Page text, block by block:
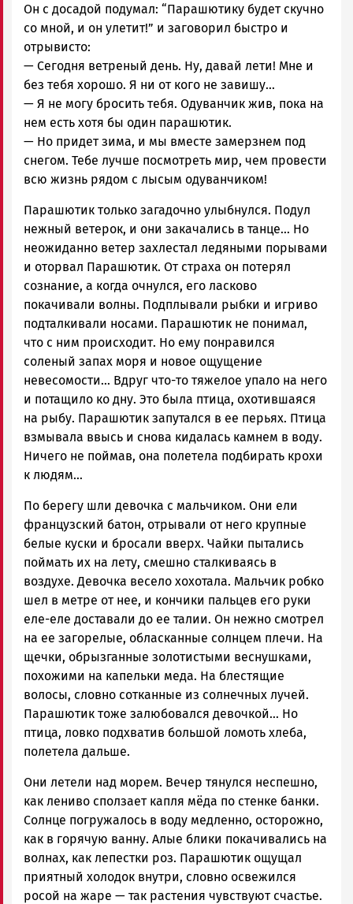
Он с досадой подумал: “Парашютику будет скучно
со мной, и он улетит!” и заговорил быстро и
отрывисто:
— Сегодня ветреный день. Ну, давай лети! Мне и
без тебя хорошо. Я ни от кого не завишу…
— Я не могу бросить тебя. Одуванчик жив, пока на
нем есть хотя бы один парашютик.
— Но придет зима, и мы вместе замерзнем под
снегом. Тебе лучше посмотреть мир, чем провести
всю жизнь рядом с лысым одуванчиком!
Парашютик только загадочно улыбнулся. Подул
нежный ветерок, и они закачались в танце… Но
неожиданно ветер захлестал ледяными порывами
и оторвал Парашютик. От страха он потерял
сознание, а когда очнулся, его ласково
покачивали волны. Подплывали рыбки и игриво
подталкивали носами. Парашютик не понимал,
что с ним происходит. Но ему понравился
соленый запах моря и новое ощущение
невесомости… Вдруг что-то тяжелое упало на него
и потащило ко дну. Это была птица, охотившаяся
на рыбу. Парашютик запутался в ее перьях. Птица
взмывала ввысь и снова кидалась камнем в воду.
Ничего не поймав, она полетела подбирать крохи
к людям…
По берегу шли девочка с мальчиком. Они ели
французский батон, отрывали от него крупные
белые куски и бросали вверх. Чайки пытались
поймать их на лету, смешно сталкиваясь в
воздухе. Девочка весело хохотала. Мальчик робко
шел в метре от нее, и кончики пальцев его руки
еле-еле доставали до ее талии. Он нежно смотрел
на ее загорелые, обласканные солнцем плечи. На
щечки, обрызганные золотистыми веснушками,
похожими на капельки меда. На блестящие
волосы, словно сотканные из солнечных лучей.
Парашютик тоже залюбовался девочкой… Но
птица, ловко подхватив большой ломоть хлеба,
полетела дальше.
Они летели над морем. Вечер тянулся неспешно,
как лениво сползает капля мёда по стенке банки.
Солнце погружалось в воду медленно, осторожно,
как в горячую ванну. Алые блики покачивались на
волнах, как лепестки роз. Парашютик ощущал
приятный холодок внутри, словно освежился
росой на жаре — так растения чувствуют счастье.